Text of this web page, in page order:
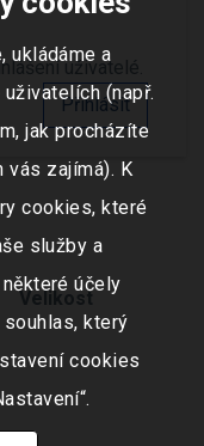
uživatelé.
Přihlásit
Velikost
ukládáme a
(např.
jak procházíte
vás zajímá). K
cookies, které
služby a
účely
který
cookies